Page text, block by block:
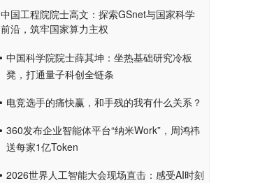
中国工程院院士高文：探索GSnet与国家科学
前沿，筑牢国家算力主权
中国科学院院士薛其坤：坐热基础研究冷板
凳，打通量子科创全链条
电竞选手的痛快赢，和手残的我有什么关系？
360发布企业智能体平台“纳米Work”，周鸿祎
送每家1亿Token
2026世界人工智能大会现场直击：感受AI时刻